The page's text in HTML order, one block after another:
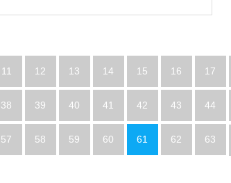
11 12 13 14 15 16 17
38 39 40 41 42 43 44
57 58 59 60 61 62 63